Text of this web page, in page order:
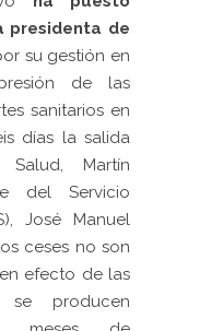
presidenta de
su gestión en
de las
sanitarios en
días la salida
Martín
del Servicio
José Manuel
ceses no son
efecto de las
se producen